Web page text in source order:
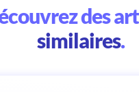
des
similaires.